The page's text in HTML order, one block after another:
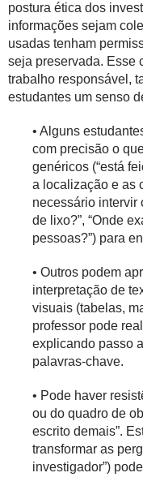
postura ética dos
informações sejam
usadas tenham
seja preservada. Esse
trabalho responsável,
estudantes um senso
• Alguns
com precisão o
genéricos (“está
a localização e as
necessário intervir
de lixo?”, “Onde
pessoas?”) para
• Outros podem
interpretação de
visuais (tabelas,
professor pode
explicando passo
palavras-chave.
• Pode haver
ou do quadro de
escrito demais”.
transformar as
investigador”)